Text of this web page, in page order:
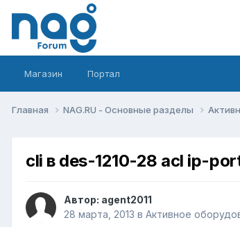
Магазин Портал
Главная NAG.RU - Основные разделы
cli в des-1210-28 acl ip-
Автор: agent2011
28 марта, 2013 в Активное